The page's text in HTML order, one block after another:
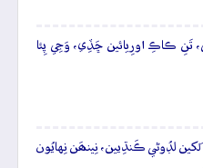
تَنِ ڪاڪِ اورِيائين ڇَڏِي، وَڃِي پِئا
لَکين لڊُوڻي ڪَنڌِيين، نِينھَن نِهايُون